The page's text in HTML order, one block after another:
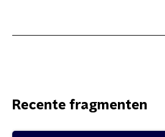
Recente fragmenten